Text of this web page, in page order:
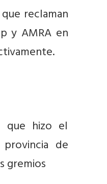
reclaman
y AMRA en
que hizo el
de
gremios